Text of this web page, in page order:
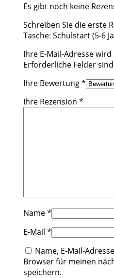
Es gibt noch keine
Schreiben Sie die erste
Tasche: Schulstart (5-6
Ihre E-Mail-Adresse
Erforderliche Felder
Ihre Bewertung*
Ihre Rezension *
Name*
E-Mail *
Name, E-Mail-
Browser für meinen
speichern.